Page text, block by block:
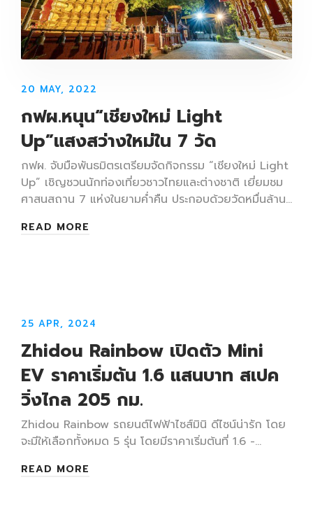
20 MAY, 2022
กฟผ.หนุน“เชียงใหม่ Light
Up”แสงสว่างใหม่ใน 7 วัด
กฟผ. จับมือพันธมิตรเตรียมจัดกิจกรรม “เชียงใหม่ Light
Up” เชิญชวนนักท่องเที่ยวชาวไทยและต่างชาติ เยี่ยมชม
ศาสนสถาน 7 แห่งในยามค่ำคืน ประกอบด้วยวัดหมื่นล้าน…
READ MORE
25 APR, 2024
Zhidou Rainbow เปิดตัว Mini
EV ราคาเริ่มต้น 1.6 แสนบาท สเปค
วิ่งไกล 205 กม.
Zhidou Rainbow รถยนต์ไฟฟ้าไซส์มินิ ดีไซน์น่ารัก โดย
จะมีให้เลือกทั้งหมด 5 รุ่น โดยมีราคาเริ่มต้นที่ 1.6 -…
READ MORE